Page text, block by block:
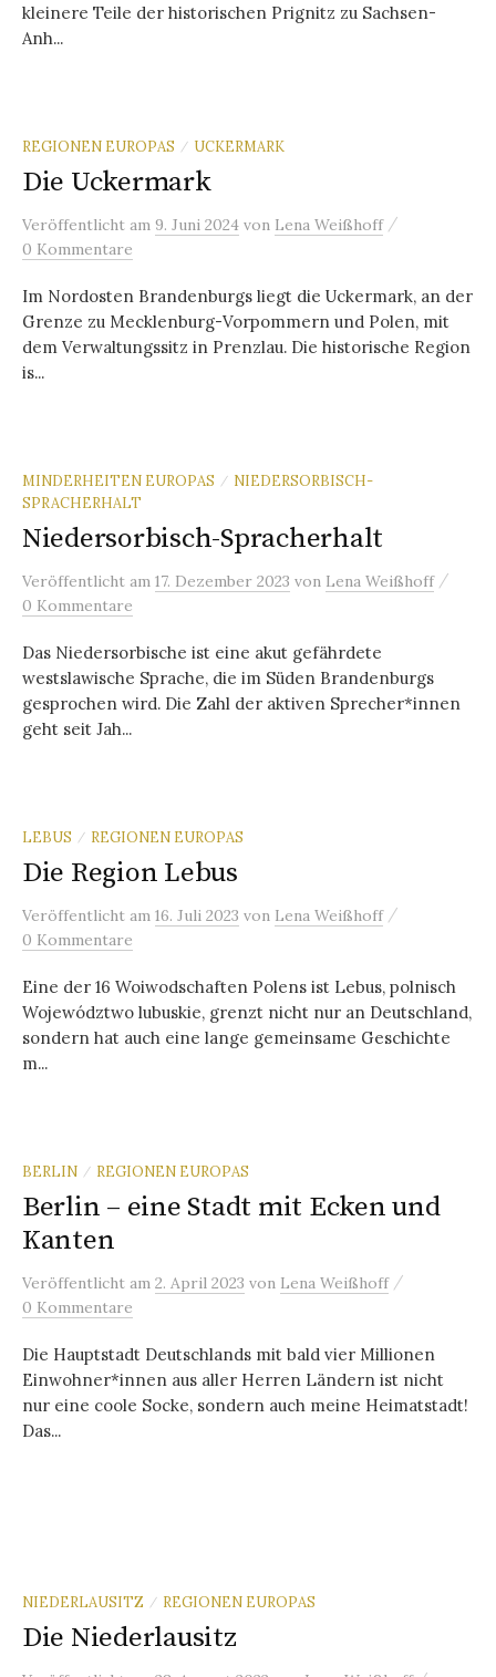
kleinere Teile der historischen Prignitz zu Sachsen-
Anh...
REGIONEN EUROPAS / UCKERMARK
Die Uckermark
Veröffentlicht am 9. Juni 2024 von Lena Weißhoff /
0 Kommentare
Im Nordosten Brandenburgs liegt die Uckermark, an der
Grenze zu Mecklenburg-Vorpommern und Polen, mit
dem Verwaltungssitz in Prenzlau. Die historische Region
is...
MINDERHEITEN EUROPAS / NIEDERSORBISCH-
SPRACHERHALT
Niedersorbisch-Spracherhalt
Veröffentlicht am 17. Dezember 2023 von Lena Weißhoff /
0 Kommentare
Das Niedersorbische ist eine akut gefährdete
westslawische Sprache, die im Süden Brandenburgs
gesprochen wird. Die Zahl der aktiven Sprecher*innen
geht seit Jah...
LEBUS / REGIONEN EUROPAS
Die Region Lebus
Veröffentlicht am 16. Juli 2023 von Lena Weißhoff /
0 Kommentare
Eine der 16 Woiwodschaften Polens ist Lebus, polnisch
Województwo lubuskie, grenzt nicht nur an Deutschland,
sondern hat auch eine lange gemeinsame Geschichte
m...
BERLIN / REGIONEN EUROPAS
Berlin – eine Stadt mit Ecken und
Kanten
Veröffentlicht am 2. April 2023 von Lena Weißhoff /
0 Kommentare
Die Hauptstadt Deutschlands mit bald vier Millionen
Einwohner*innen aus aller Herren Ländern ist nicht
nur eine coole Socke, sondern auch meine Heimatstadt!
Das...
NIEDERLAUSITZ / REGIONEN EUROPAS
Die Niederlausitz